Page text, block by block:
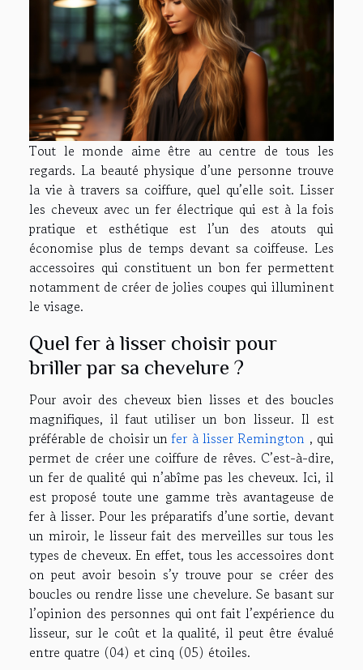
Tout le monde aime être au centre de tous les
regards. La beauté physique d’une personne trouve
la vie à travers sa coiffure, quel qu’elle soit. Lisser
les cheveux avec un fer électrique qui est à la fois
pratique et esthétique est l’un des atouts qui
économise plus de temps devant sa coiffeuse. Les
accessoires qui constituent un bon fer permettent
notamment de créer de jolies coupes qui illuminent
le visage.
Quel fer à lisser choisir pour
briller par sa chevelure ?
Pour avoir des cheveux bien lisses et des boucles
magnifiques, il faut utiliser un bon lisseur. Il est
préférable de choisir unfer à lisser Remington , qui
permet de créer une coiffure de rêves. C’est-à-dire,
un fer de qualité qui n’abîme pas les cheveux. Ici, il
est proposé toute une gamme très avantageuse de
fer à lisser. Pour les préparatifs d’une sortie, devant
un miroir, le lisseur fait des merveilles sur tous les
types de cheveux. En effet, tous les accessoires dont
on peut avoir besoin s’y trouve pour se créer des
boucles ou rendre lisse une chevelure. Se basant sur
l’opinion des personnes qui ont fait l’expérience du
lisseur, sur le coût et la qualité, il peut être évalué
entre quatre (04) et cinq (05) étoiles.